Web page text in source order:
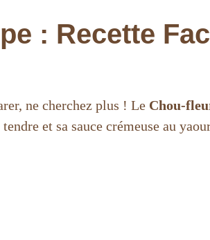
: Recette
ne cherchez plus ! Le Chou-
et sa sauce crémeuse au